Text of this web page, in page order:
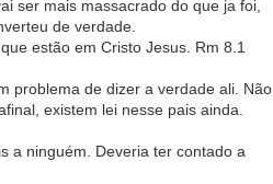
ser mais massacrado do que ja foi,
de verdade.
estão em Cristo Jesus. Rm 8.1
problema de dizer a verdade ali. Não
existem lei nesse pais ainda.
a ninguém. Deveria ter contado a